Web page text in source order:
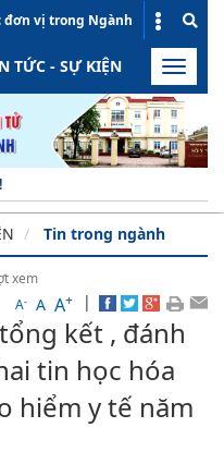
đơn vị trong Ngành
TỨC - SỰ KIỆN HOẠT
Toggle
Tin trong ngành
xem
A- A A+ |
kết , đánh
tin học hóa
hiểm y tế năm